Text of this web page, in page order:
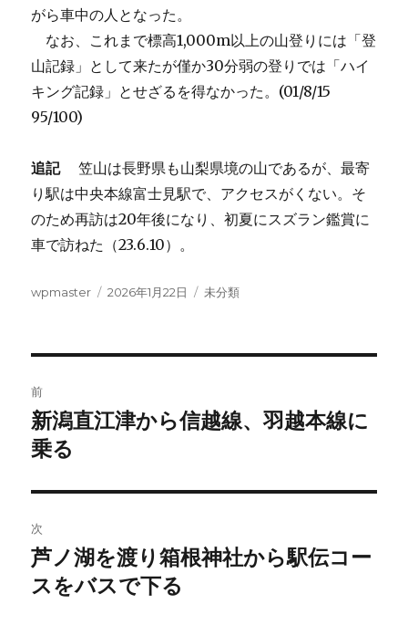
がら車中の人となった。
なお、これまで標高1,000m以上の山登りには「登
山記録」として来たが僅か30分弱の登りでは「ハイ
キング記録」とせざるを得なかった。(01/8/15
95/100)
追記笠山は長野県も山梨県境の山であるが、最寄
り駅は中央本線富士見駅で、アクセスがくない。そ
のため再訪は20年後になり、初夏にスズラン鑑賞に
車で訪ねた（23.6.10）。
投
wpmaster
投
2026年1月22日
カ
未分類
稿
ナ
ビ
ゲ
ー
前
前
の
稿:
新潟直江津から信越線、羽越本線に
乗る
次
次
の
芦ノ湖を渡り箱根神社から駅伝コー
スをバスで下る